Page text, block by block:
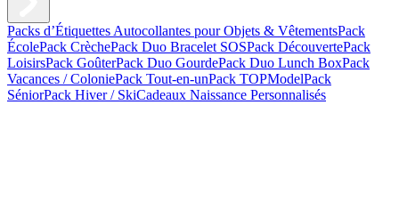
Packs d’Étiquettes Autocollantes pour Objets & VêtementsPack
ÉcolePack CrèchePack Duo Bracelet SOSPack DécouvertePack
LoisirsPack GoûterPack Duo GourdePack Duo Lunch BoxPack
Vacances / ColoniePack Tout-en-unPack TOPModelPack
SéniorPack Hiver / SkiCadeaux Naissance Personnalisés